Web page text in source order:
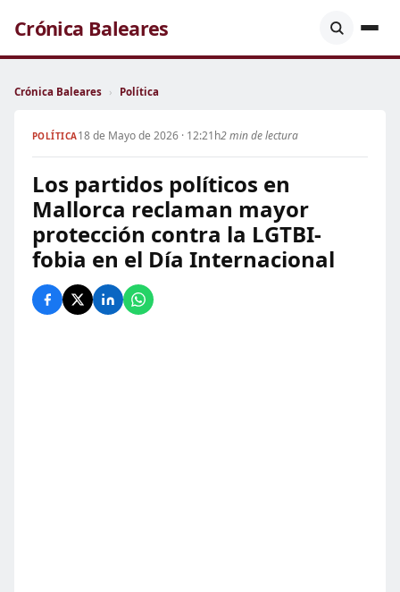
Crónica Baleares
Crónica Baleares › Política
POLÍTICA18 de Mayo de 2026 · 12:21h2 min de lectura
Los partidos políticos en
Mallorca reclaman mayor
protección contra la LGTBI-
fobia en el Día Internacional